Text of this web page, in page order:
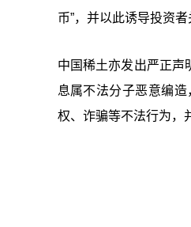
币”，并以此诱导投资
中国稀土亦发出严正声
息属不法分子恶意编
权、诈骗等不法行为，